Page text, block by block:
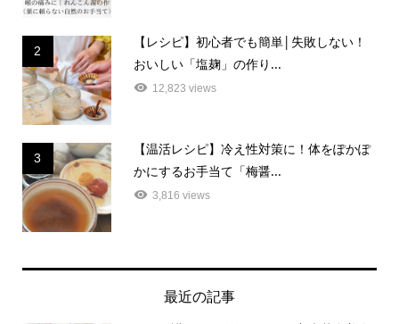
2
【レシピ】初心者でも簡単│失敗しない！
おいしい「塩麹」の作り...
12,823 views
3
【温活レシピ】冷え性対策に！体をぽかぽ
かにするお手当て「梅醤...
3,816 views
最近の記事